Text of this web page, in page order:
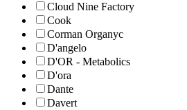
Cloud Nine Factory
Cook
Corman Organyc
D'angelo
D'OR - Metabolics
D'ora
Dante
Davert